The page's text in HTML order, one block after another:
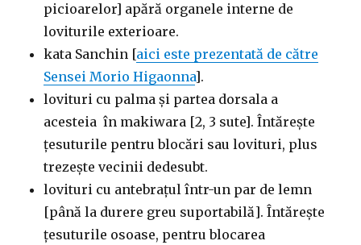
picioarelor] apără organele interne de
loviturile exterioare.
kata Sanchin [aici este prezentată de către
Sensei Morio Higaonna].
lovituri cu palma și partea dorsala a
acesteia în makiwara [2, 3 sute]. Întărește
țesuturile pentru blocări sau lovituri, plus
trezește vecinii dedesubt.
lovituri cu antebrațul într-un par de lemn
[până la durere greu suportabilă]. Întărește
țesuturile osoase, pentru blocarea